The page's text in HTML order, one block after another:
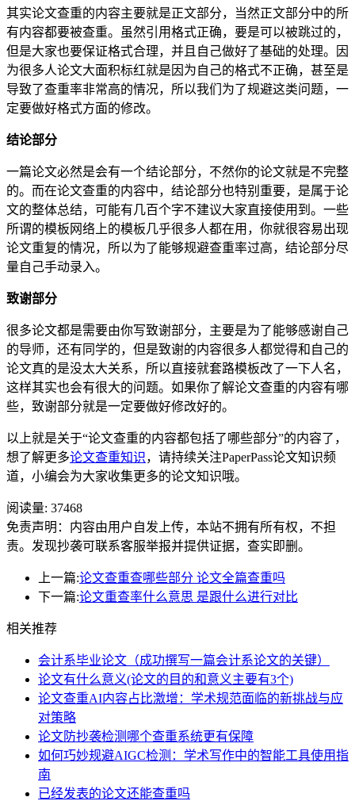
其实论文查重的内容主要就是正文部分，当然正文部分中的所
有内容都要被查重。虽然引用格式正确，要是可以被跳过的，
但是大家也要保证格式合理，并且自己做好了基础的处理。因
为很多人论文大面积标红就是因为自己的格式不正确，甚至是
导致了查重率非常高的情况，所以我们为了规避这类问题，一
定要做好格式方面的修改。
结论部分
一篇论文必然是会有一个结论部分，不然你的论文就是不完整
的。而在论文查重的内容中，结论部分也特别重要，是属于论
文的整体总结，可能有几百个字不建议大家直接使用到。一些
所谓的模板网络上的模板几乎很多人都在用，你就很容易出现
论文重复的情况，所以为了能够规避查重率过高，结论部分尽
量自己手动录入。
致谢部分
很多论文都是需要由你写致谢部分，主要是为了能够感谢自己
的导师，还有同学的，但是致谢的内容很多人都觉得和自己的
论文真的是没太大关系，所以直接就套路模板改了一下人名，
这样其实也会有很大的问题。如果你了解论文查重的内容有哪
些，致谢部分就是一定要做好修改好的。
以上就是关于“论文查重的内容都包括了哪些部分”的内容了，
想了解更多论文查重知识，请持续关注PaperPass论文知识频
道，小编会为大家收集更多的论文知识哦。
阅读量: 37468
免责声明：内容由用户自发上传，本站不拥有所有权，不担
责。发现抄袭可联系客服举报并提供证据，查实即删。
上一篇:论文查重查哪些部分 论文全篇查重吗
下一篇:论文重查率什么意思 是跟什么进行对比
相关推荐
会计系毕业论文（成功撰写一篇会计系论文的关键）
论文有什么意义(论文的目的和意义主要有3个)
论文查重AI内容占比激增：学术规范面临的新挑战与应
对策略
论文防抄袭检测哪个查重系统更有保障
如何巧妙规避AIGC检测：学术写作中的智能工具使用指
南
已经发表的论文还能查重吗